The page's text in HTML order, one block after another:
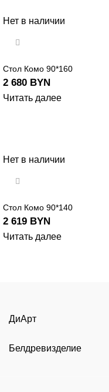
Нет в наличии
Стол Комо 90*160
2 680 BYN
Читать далее
Нет в наличии
Стол Комо 90*140
2 619 BYN
Читать далее
ДиАрт
Белдревизделие